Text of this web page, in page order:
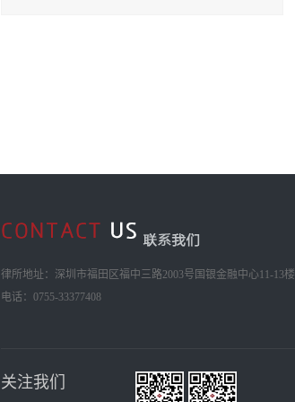
律所地址：深圳市福田区福中三路2003号国银金融中心11-13楼
电话：0755-33377408
关注我们